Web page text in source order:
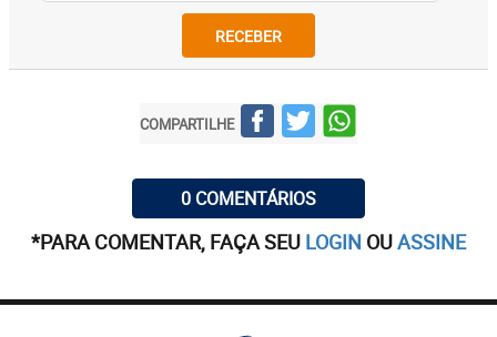
RECEBER
COMPARTILHE
0 COMENTÁRIOS
*PARA COMENTAR, FAÇA SEU LOGIN OUASSINE